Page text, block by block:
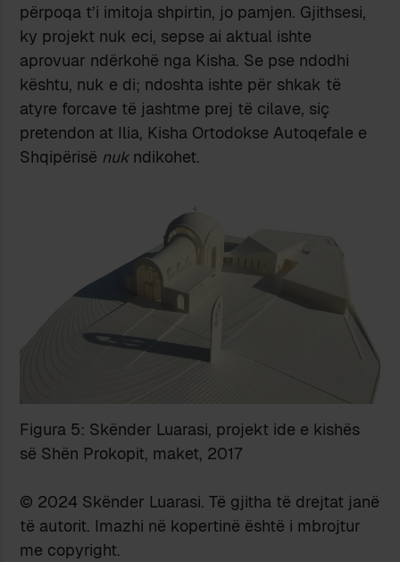
përpoqa t’i imitoja shpirtin, jo pamjen. Gjithsesi,
ky projekt nuk eci, sepse ai aktual ishte
aprovuar ndërkohë nga Kisha. Se pse ndodhi
kështu, nuk e di; ndoshta ishte për shkak të
atyre forcave të jashtme prej të cilave, siç
pretendon at Ilia, Kisha Ortodokse Autoqefale e
Shqipërisë nukndikohet.
Figura 5: Skënder Luarasi, projekt ide e kishës
së Shën Prokopit, maket, 2017
© 2024 Skënder Luarasi. Të gjitha të drejtat janë
të autorit. Imazhi në kopertinë është i mbrojtur
me copyright.